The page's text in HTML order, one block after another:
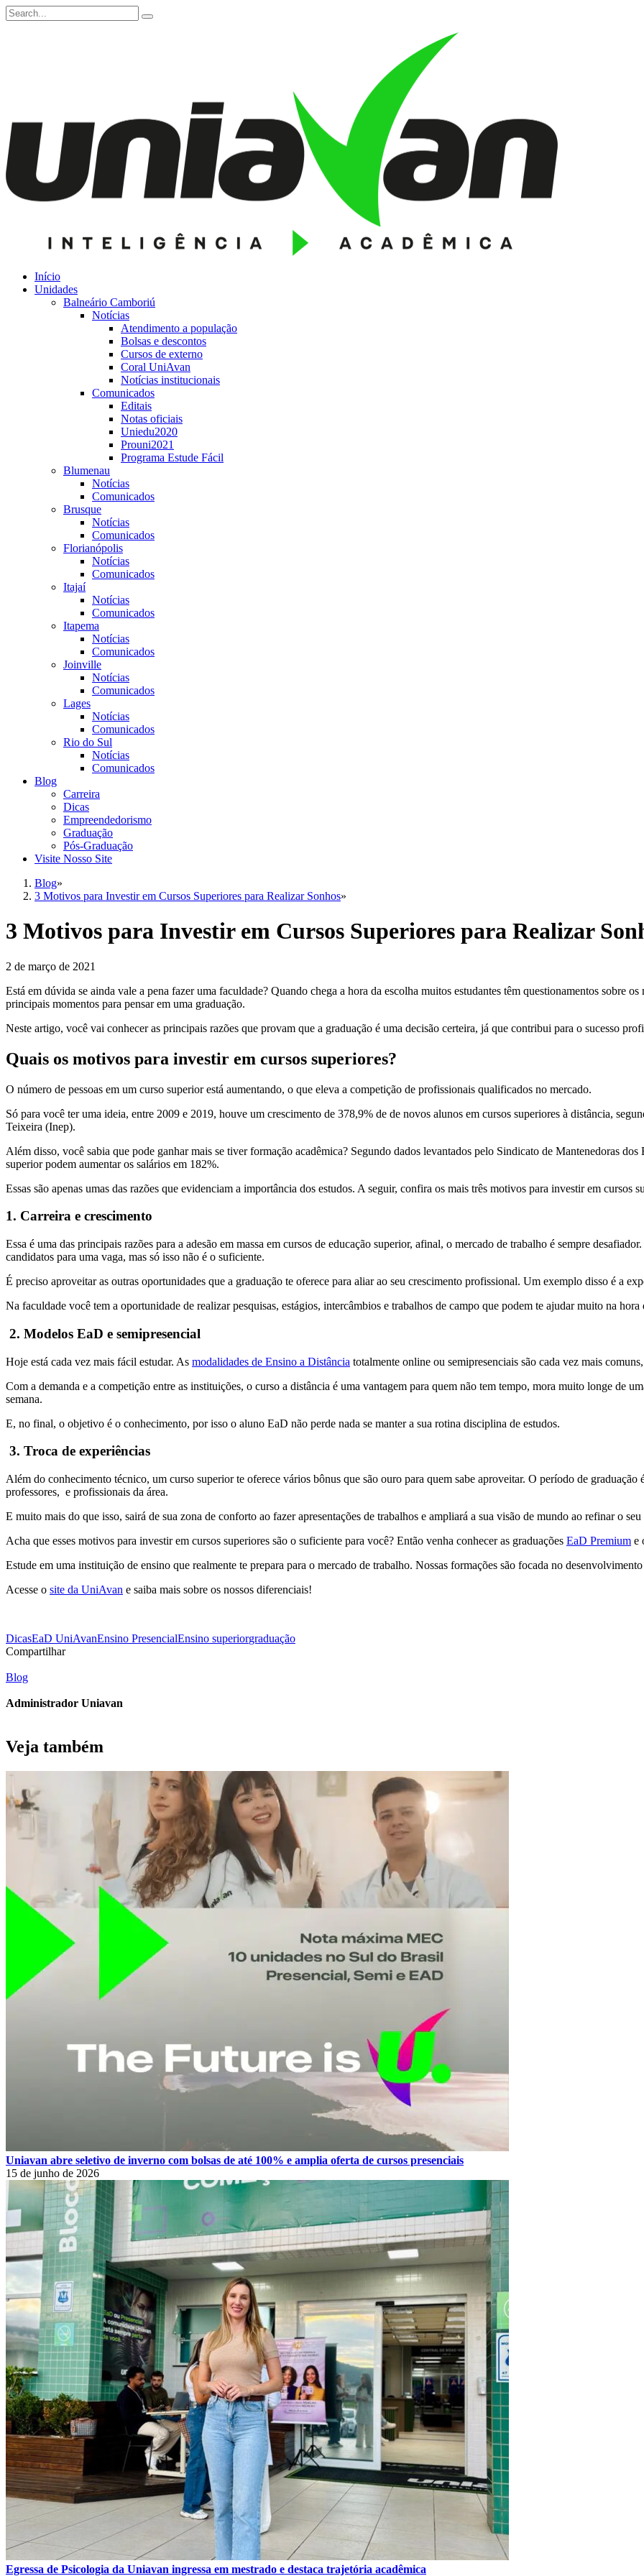
Início
Unidades
Balneário Camboriú
Notícias
Atendimento a população
Bolsas e descontos
Cursos de externo
Coral UniAvan
Notícias institucionais
Comunicados
Editais
Notas oficiais
Uniedu2020
Prouni2021
Programa Estude Fácil
Blumenau
Notícias
Comunicados
Brusque
Notícias
Comunicados
Florianópolis
Notícias
Comunicados
Itajaí
Notícias
Comunicados
Itapema
Notícias
Comunicados
Joinville
Notícias
Comunicados
Lages
Notícias
Comunicados
Rio do Sul
Notícias
Comunicados
Blog
Carreira
Dicas
Empreendedorismo
Graduação
Pós-Graduação
Visite Nosso Site
Blog»
3 Motivos para Investir em Cursos Superiores para Realizar Sonhos»
3 Motivos para Investir em Cursos Superiores para Realizar
2 de março de 2021
Está em dúvida se ainda vale a pena fazer uma faculdade? Quando chega a hora da escolha muitos estudantes têm questionamentos sobre
principais momentos para pensar em uma graduação.
Neste artigo, você vai conhecer as principais razões que provam que a graduação é uma decisão certeira, já que contribui para o sucesso
Quais os motivos para investir em cursos superiores?
O número de pessoas em um curso superior está aumentando, o que eleva a competição de profissionais qualificados no mercado.
Só para você ter uma ideia, entre 2009 e 2019, houve um crescimento de 378,9% de de novos alunos em cursos superiores à distância,
Teixeira (Inep).
Além disso, você sabia que pode ganhar mais se tiver formação acadêmica? Segundo dados levantados pelo Sindicato de Mantenedoras
superior podem aumentar os salários em 182%.
Essas são apenas umas das razões que evidenciam a importância dos estudos. A seguir, confira os mais três motivos para investir em cursos
1. Carreira e crescimento
Essa é uma das principais razões para a adesão em massa em cursos de educação superior, afinal, o mercado de trabalho é sempre
candidatos para uma vaga, mas só isso não é o suficiente.
É preciso aproveitar as outras oportunidades que a graduação te oferece para aliar ao seu crescimento profissional. Um exemplo disso é a
Na faculdade você tem a oportunidade de realizar pesquisas, estágios, intercâmbios e trabalhos de campo que podem te ajudar muito na
2. Modelos EaD e semipresencial
Hoje está cada vez mais fácil estudar. As modalidades de Ensino a Distância totalmente online ou semipresenciais são cada vez mais
Com a demanda e a competição entre as instituições, o curso a distância é uma vantagem para quem não tem tempo, mora muito longe de
semana.
E, no final, o objetivo é o conhecimento, por isso o aluno EaD não perde nada se manter a sua rotina disciplina de estudos.
3. Troca de experiências
Além do conhecimento técnico, um curso superior te oferece vários bônus que são ouro para quem sabe aproveitar. O período de
professores, e profissionais da área.
E muito mais do que isso, sairá de sua zona de conforto ao fazer apresentações de trabalhos e ampliará a sua visão de mundo ao refinar o
Acha que esses motivos para investir em cursos superiores são o suficiente para você? Então venha conhecer as graduações EaD Premium e
Estude em uma instituição de ensino que realmente te prepara para o mercado de trabalho. Nossas formações são focada no
Acesse o site da UniAvan e saiba mais sobre os nossos diferenciais!
DicasEaD UniAvanEnsino PresencialEnsino superiorgraduação
Compartilhar
Blog
Administrador Uniavan
Veja também
Uniavan abre seletivo de inverno com bolsas de até 100% e amplia oferta de cursos presenciais
15 de junho de 2026
Egressa de Psicologia da Uniavan ingressa em mestrado e destaca trajetória acadêmica